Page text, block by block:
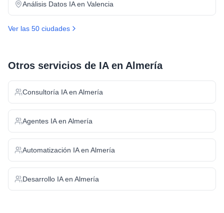
Análisis Datos IAen Valencia
Ver las 50 ciudades
Otros servicios de IA en Almería
Consultoría IAen Almería
Agentes IAen Almería
Automatización IAen Almería
Desarrollo IAen Almería